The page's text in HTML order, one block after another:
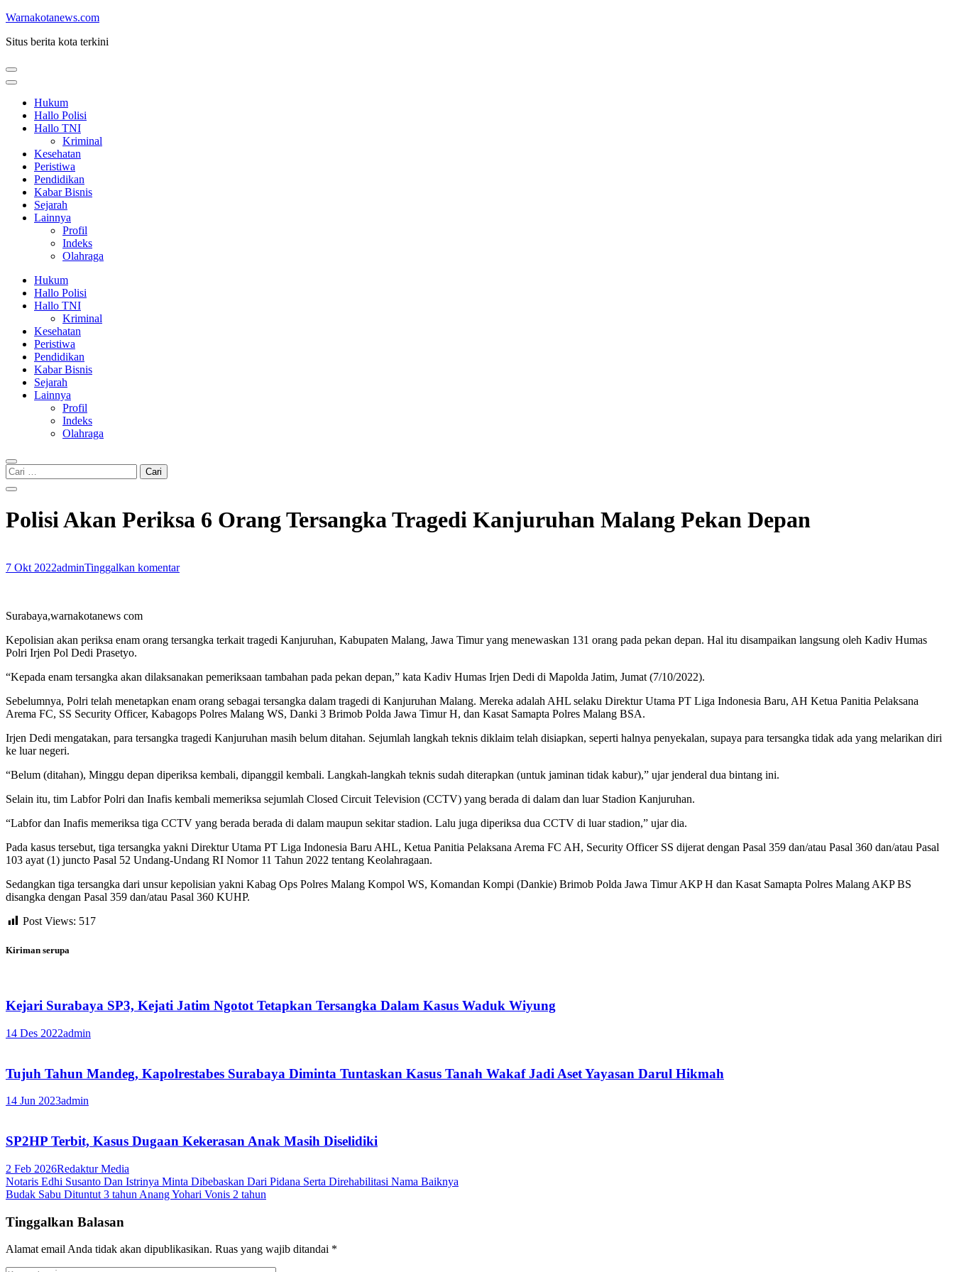
Lompat
konten
Enter)
Warnakotanews.com
Situs berita kota terkini
Hukum
Hallo Polisi
Hallo TNI
Kriminal
Kesehatan
Peristiwa
Pendidikan
Kabar Bisnis
Sejarah
Lainnya
Profil
Indeks
Olahraga
Hukum
Hallo Polisi
Hallo TNI
Kriminal
Kesehatan
Peristiwa
Pendidikan
Kabar Bisnis
Sejarah
Lainnya
Profil
Indeks
Olahraga
Cari
untuk:
Polisi Akan Periksa 6 Orang Tersangka Tragedi Kanjuruhan Malang Pekan Depan
7 Okt 2022adminTinggalkan komentar
Surabaya,warnakotanews com
Kepolisian akan periksa enam orang tersangka terkait tragedi Kanjuruhan, Kabupaten Malang, Jawa Timur yang menewaskan 131 orang pada pekan depan. Hal itu disampaikan langsung oleh Kadiv Humas
Polri Irjen Pol Dedi Prasetyo.
“Kepada enam tersangka akan dilaksanakan pemeriksaan tambahan pada pekan depan,” kata Kadiv Humas Irjen Dedi di Mapolda Jatim, Jumat (7/10/2022).
Sebelumnya, Polri telah menetapkan enam orang sebagai tersangka dalam tragedi di Kanjuruhan Malang. Mereka adalah AHL selaku Direktur Utama PT Liga Indonesia Baru, AH Ketua Panitia Pelaksana
Arema FC, SS Security Officer, Kabagops Polres Malang WS, Danki 3 Brimob Polda Jawa Timur H, dan Kasat Samapta Polres Malang BSA.
Irjen Dedi mengatakan, para tersangka tragedi Kanjuruhan masih belum ditahan. Sejumlah langkah teknis diklaim telah disiapkan, seperti halnya penyekalan, supaya para tersangka tidak ada yang melarikan diri
ke luar negeri.
“Belum (ditahan), Minggu depan diperiksa kembali, dipanggil kembali. Langkah-langkah teknis sudah diterapkan (untuk jaminan tidak kabur),” ujar jenderal dua bintang ini.
Selain itu, tim Labfor Polri dan Inafis kembali memeriksa sejumlah Closed Circuit Television (CCTV) yang berada di dalam dan luar Stadion Kanjuruhan.
“Labfor dan Inafis memeriksa tiga CCTV yang berada berada di dalam maupun sekitar stadion. Lalu juga diperiksa dua CCTV di luar stadion,” ujar dia.
Pada kasus tersebut, tiga tersangka yakni Direktur Utama PT Liga Indonesia Baru AHL, Ketua Panitia Pelaksana Arema FC AH, Security Officer SS dijerat dengan Pasal 359 dan/atau Pasal 360 dan/atau Pasal
103 ayat (1) juncto Pasal 52 Undang-Undang RI Nomor 11 Tahun 2022 tentang Keolahragaan.
Sedangkan tiga tersangka dari unsur kepolisian yakni Kabag Ops Polres Malang Kompol WS, Komandan Kompi (Dankie) Brimob Polda Jawa Timur AKP H dan Kasat Samapta Polres Malang AKP BS
disangka dengan Pasal 359 dan/atau Pasal 360 KUHP.
Post Views: 517
Kiriman serupa
Kejari Surabaya SP3, Kejati Jatim Ngotot Tetapkan Tersangka Dalam Kasus Waduk Wiyung
14 Des 2022admin
Tujuh Tahun Mandeg, Kapolrestabes Surabaya Diminta Tuntaskan Kasus Tanah Wakaf Jadi Aset Yayasan Darul Hikmah
14 Jun 2023admin
SP2HP Terbit, Kasus Dugaan Kekerasan Anak Masih Diselidiki
2 Feb 2026Redaktur Media
Navigasi
pos
Notaris Edhi Susanto Dan Istrinya Minta Dibebaskan Dari Pidana Serta Direhabilitasi Nama Baiknya
Budak Sabu Dituntut 3 tahun Anang Yohari Vonis 2 tahun
Tinggalkan Balasan
Alamat email Anda tidak akan dipublikasikan. Ruas yang wajib ditandai *